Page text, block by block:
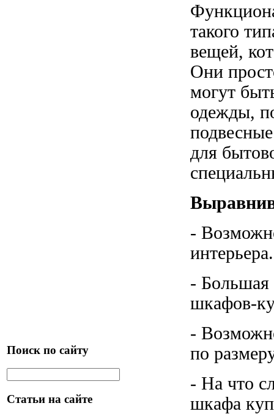
Поиск по сайту
Статьи на сайте
такого
вещей,
Они
могут
одежды,
для
-
интерьера.
- Большая
шкафов-
-
по
- На что
шкафа